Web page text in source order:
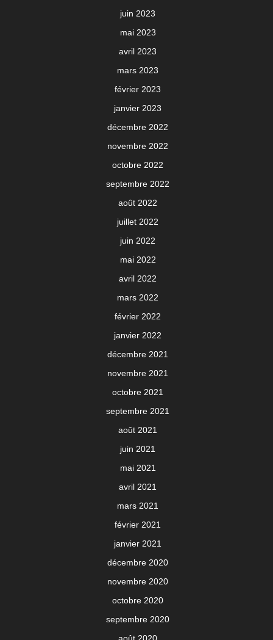
juin 2023
mai 2023
avril 2023
mars 2023
février 2023
janvier 2023
décembre 2022
novembre 2022
octobre 2022
septembre 2022
août 2022
juillet 2022
juin 2022
mai 2022
avril 2022
mars 2022
février 2022
janvier 2022
décembre 2021
novembre 2021
octobre 2021
septembre 2021
août 2021
juin 2021
mai 2021
avril 2021
mars 2021
février 2021
janvier 2021
décembre 2020
novembre 2020
octobre 2020
septembre 2020
août 2020